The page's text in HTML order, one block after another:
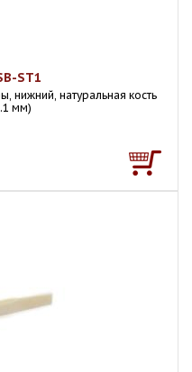
ST1
нижний, натуральная кость
мм)